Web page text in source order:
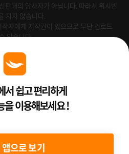
판매의 당사자가 아닙니다. 따라서 위시빈
지지 않습니다.
자에게 저작권이 있으므로 무단 업로드
있습니다.
서 쉽고 편리하게
을 이용해보세요 !
으로 보기